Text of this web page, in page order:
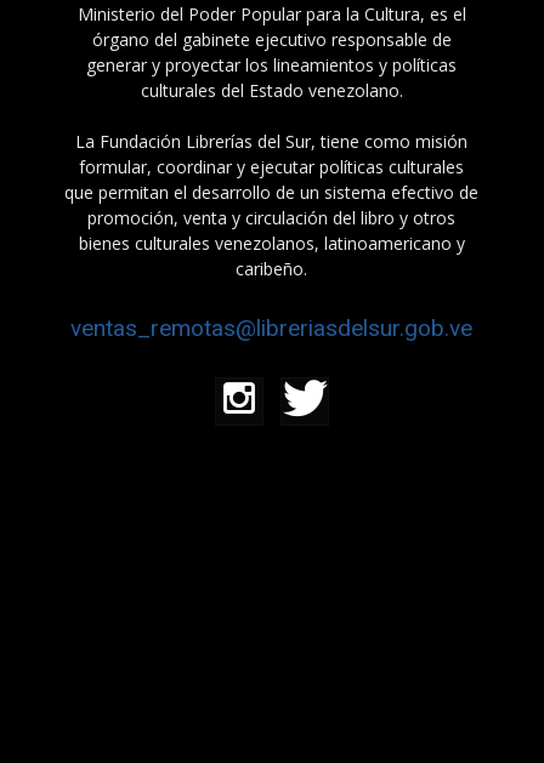
Ministerio del Poder Popular para la Cultura, es el
órgano del gabinete ejecutivo responsable de
generar y proyectar los lineamientos y políticas
culturales del Estado venezolano.
La Fundación Librerías del Sur, tiene como misión
formular, coordinar y ejecutar políticas culturales
que permitan el desarrollo de un sistema efectivo de
promoción, venta y circulación del libro y otros
bienes culturales venezolanos, latinoamericano y
caribeño.
ventas_remotas@libreriasdelsur.gob.ve